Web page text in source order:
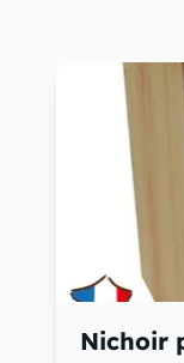
Nichoir